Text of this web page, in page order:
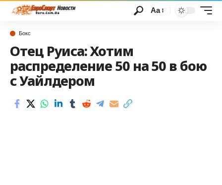
Аа
Бокс
Отец Руиса: Хотим
распределение 50 на 50 в бою
с Уайлдером